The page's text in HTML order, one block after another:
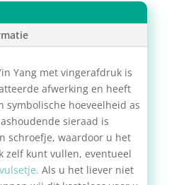
Yang met vingerafdruk is
afwerking en heeft
symbolische hoeveelheid as
sieraad is
schroefje, waardoor u het
zelf kunt vullen, eventueel
Als u het liever niet